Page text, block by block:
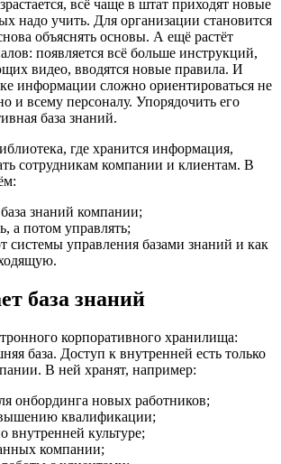
всё чаще в штат приходят новые
надо учить. Для организации становится
объяснять основы. А ещё растёт
появляется всё больше инструкций,
видео, вводятся новые правила. И
информации сложно ориентироваться не
и всему персоналу. Упорядочить его
база знаний.
где хранится информация,
сотрудникам компании и клиентам. В
знаний компании;
а потом управлять;
системы управления базами знаний и как
база знаний
корпоративного хранилища:
база. Доступ к внутренней есть только
В ней хранят, например:
онбординга новых работников;
квалификации;
внутренней культуре;
компании;